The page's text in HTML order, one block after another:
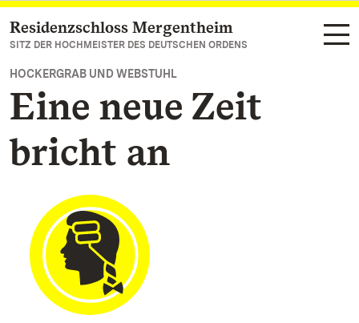
Zum Hauptinhalt springen
Residenzschloss Mergentheim
SITZ DER HOCHMEISTER DES DEUTSCHEN ORDENS
HOCKERGRAB UND WEBSTUHL
Eine neue Zeit
bricht an